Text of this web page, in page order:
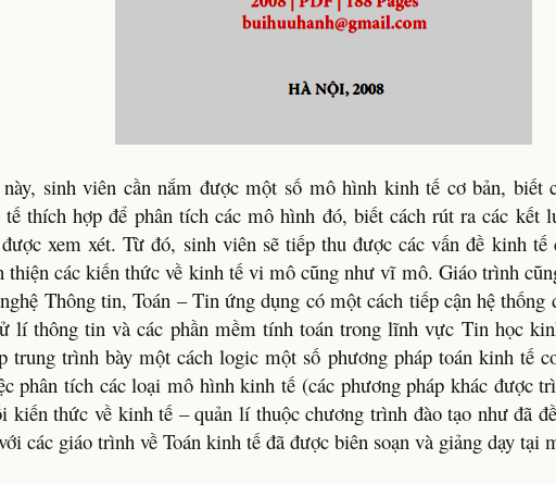
sinh viên cần nắm được một số mô hình kinh tế cơ bản, biết
thích hợp để phân tích các mô hình đó, biết cách rút ra các kết
xem xét. Từ đó, sinh viên sẽ tiếp thu được các vấn đề kinh
thiện các kiến thức về kinh tế vi mô cũng như vĩ mô. Giáo trình
Thông tin, Toán – Tin ứng dụng có một cách tiếp cận hệ thống
lí thông tin và các phần mềm tính toán trong lĩnh vực Tin học
trung trình bày một cách logic một số phương pháp toán kinh tế
phân tích các loại mô hình kinh tế (các phương pháp khác được
kiến thức về kinh tế – quản lí thuộc chương trình đào tạo như đã
các giáo trình về Toán kinh tế đã được biên soạn và giảng dạy tại